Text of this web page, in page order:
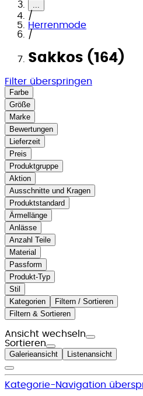
...
/
Herrenmode
/
Sakkos (164)
Filter überspringen
Farbe
Größe
Marke
Bewertungen
Lieferzeit
Preis
Produktgruppe
Aktion
Ausschnitte und Kragen
Produktstandard
Ärmellänge
Anlässe
Anzahl Teile
Material
Passform
Produkt-Typ
Stil
Kategorien
Filtern / Sortieren
Filtern & Sortieren
Ansicht wechseln
Sortieren
Galerieansicht Listenansicht
Kategorie-Navigation